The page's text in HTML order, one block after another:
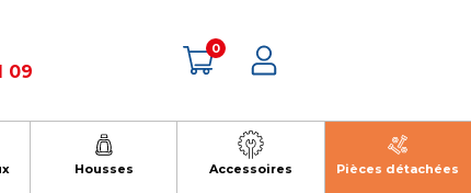
09
0
Housses Accessoires Pièces détachées